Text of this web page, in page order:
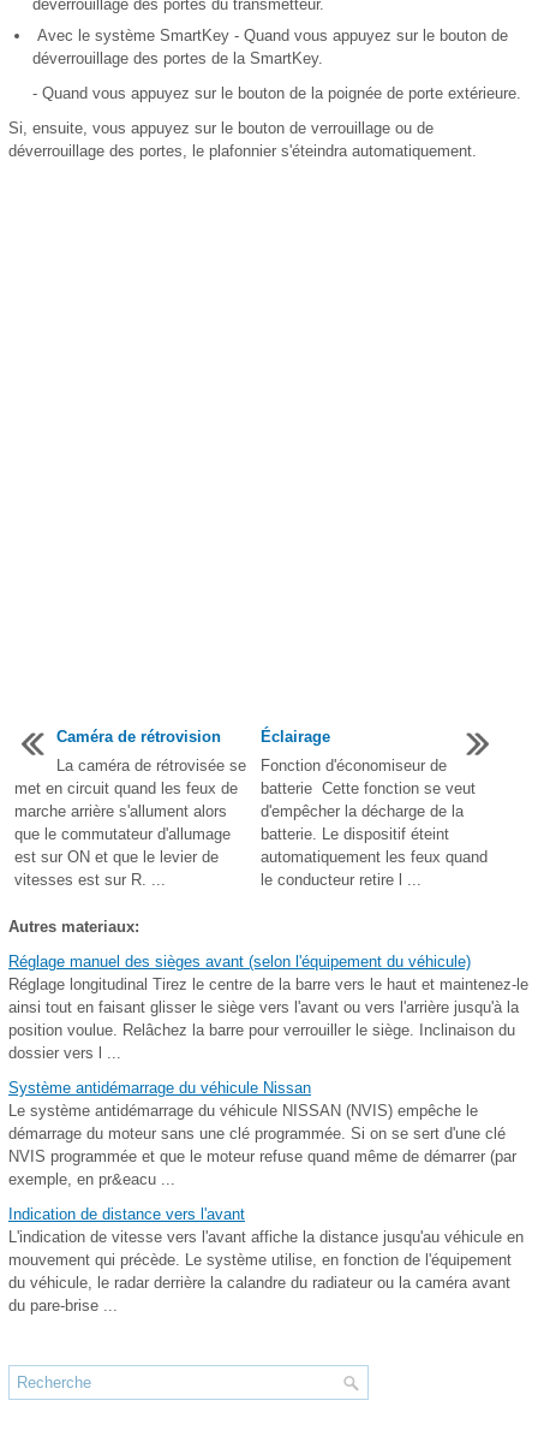
déverrouillage des portes du transmetteur.
Avec le système SmartKey - Quand vous appuyez sur le bouton de
déverrouillage des portes de la SmartKey.
- Quand vous appuyez sur le bouton de la poignée de porte extérieure.
Si, ensuite, vous appuyez sur le bouton de verrouillage ou de
déverrouillage des portes, le plafonnier s'éteindra automatiquement.
Caméra de rétrovision
La caméra de rétrovisée se
met en circuit quand les feux de
marche arrière s'allument alors
que le commutateur d'allumage
est sur ON et que le levier de
vitesses est sur R. ...
Éclairage
Fonction d'économiseur de
batterie Cette fonction se veut
d'empêcher la décharge de la
batterie. Le dispositif éteint
automatiquement les feux quand
le conducteur retire l ...
Autres materiaux:
Réglage manuel des sièges avant (selon l'équipement du véhicule)
Réglage longitudinal Tirez le centre de la barre vers le haut et maintenez-le
ainsi tout en faisant glisser le siège vers l'avant ou vers l'arrière jusqu'à la
position voulue. Relâchez la barre pour verrouiller le siège. Inclinaison du
dossier vers l ...
Système antidémarrage du véhicule Nissan
Le système antidémarrage du véhicule NISSAN (NVIS) empêche le
démarrage du moteur sans une clé programmée. Si on se sert d'une clé
NVIS programmée et que le moteur refuse quand même de démarrer (par
exemple, en pr&eacu ...
Indication de distance vers l'avant
L'indication de vitesse vers l'avant affiche la distance jusqu'au véhicule en
mouvement qui précède. Le système utilise, en fonction de l'équipement
du véhicule, le radar derrière la calandre du radiateur ou la caméra avant
du pare-brise ...